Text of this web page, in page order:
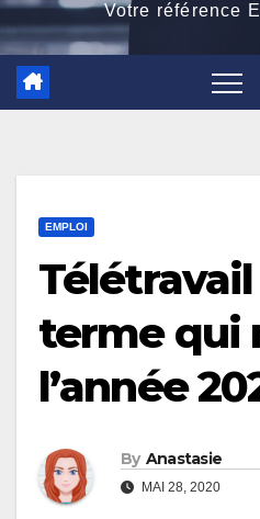
Votre référence
EMPLOI
Télétravail
terme qui
l’année
By Anastasie
MAI 28, 2020